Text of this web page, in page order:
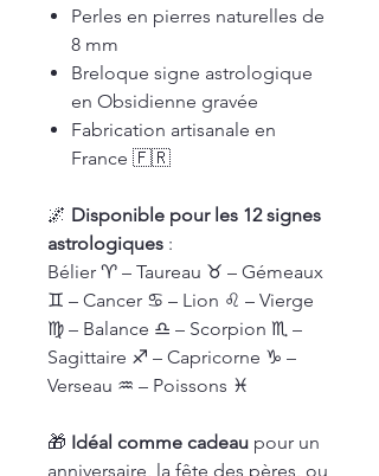
Perles en pierres naturelles de
8 mm
Breloque signe astrologique
en Obsidienne gravée
Fabrication artisanale en
France 🇫🇷
🌌 Disponible pour les 12 signes
astrologiques :
Bélier ♈ – Taureau ♉ – Gémeaux
♊ – Cancer ♋ – Lion ♌ – Vierge
♍ – Balance ♎ – Scorpion ♏ –
Sagittaire ♐ – Capricorne ♑ –
Verseau ♒ – Poissons ♓
🎁 Idéal comme cadeau pour un
anniversaire, la fête des pères, ou